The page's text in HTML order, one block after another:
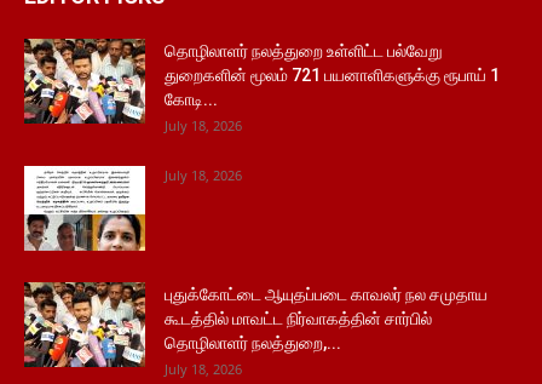
தொழிலாளர் நலத்துறை உள்ளிட்ட பல்வேறு
துறைகளின் மூலம் 721 பயனாளிகளுக்கு ரூபாய் 1
கோடி...
July 18, 2026
July 18, 2026
புதுக்கோட்டை ஆயுதப்படை காவலர் நல சமுதாய
கூடத்தில் மாவட்ட நிர்வாகத்தின் சார்பில்
தொழிலாளர் நலத்துறை,...
July 18, 2026